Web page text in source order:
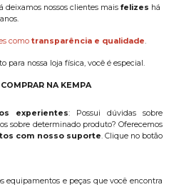
deixamos nossos clientes mais felizes há
anos.
comotransparência e qualidade.
para nossa loja física, você é especial.
NA KEMPA
experientes: Possui dúvidas sobre
sobre determinado produto? Oferecemos
com nosso suporte. Clique no botão
equipamentos e peças que você encontra